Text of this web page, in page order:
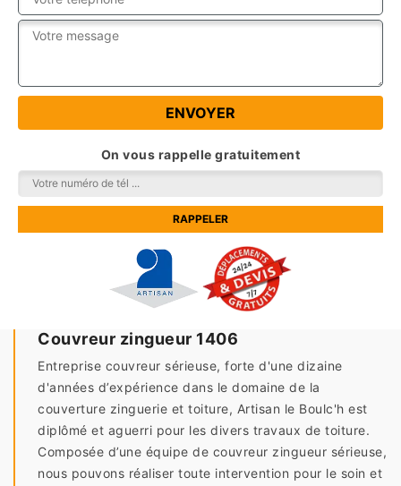
On vous rappelle gratuitement
Couvreur zingueur 1406
Entreprise couvreur sérieuse, forte d'une dizaine
d'années d’expérience dans le domaine de la
couverture zinguerie et toiture, Artisan le Boulc'h est
diplômé et aguerri pour les divers travaux de toiture.
Composée d’une équipe de couvreur zingueur sérieuse,
nous pouvons réaliser toute intervention pour le soin et